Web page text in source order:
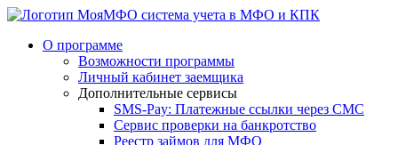
система учета в МФО и КПК
О программе
Возможности программы
Личный кабинет заемщика
Дополнительные сервисы
SMS-Pay: Платежные ссылки через СМС
Сервис проверки на банкротство
Реестр займов для МФО